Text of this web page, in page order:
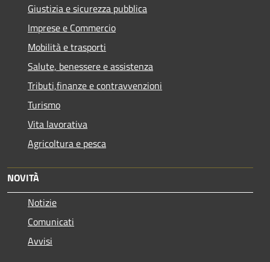
Giustizia e sicurezza pubblica
Imprese e Commercio
Mobilità e trasporti
Salute, benessere e assistenza
Tributi,finanze e contravvenzioni
Turismo
Vita lavorativa
Agricoltura e pesca
NOVITÀ
Notizie
Comunicati
Avvisi